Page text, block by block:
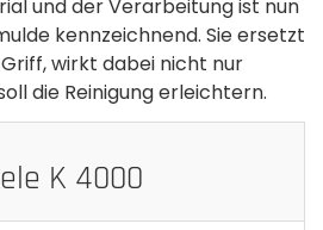
und der Verarbeitung ist nun
kennzeichnend. Sie ersetzt
wirkt dabei nicht nur
die Reinigung erleichtern.
K 4000